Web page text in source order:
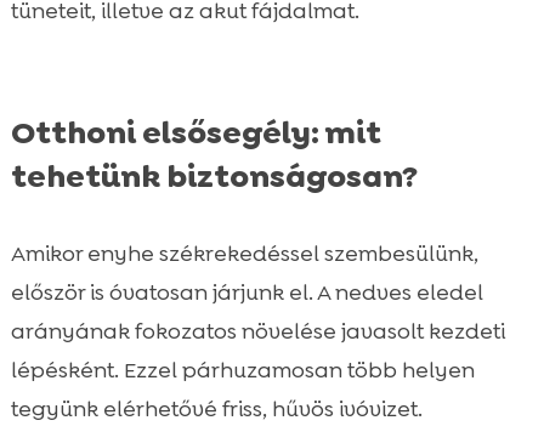
tüneteit, illetve az akut fájdalmat.
Otthoni elsősegély: mit
tehetünk biztonságosan?
Amikor enyhe székrekedéssel szembesülünk,
először is óvatosan járjunk el. A nedves eledel
arányának fokozatos növelése javasolt kezdeti
lépésként. Ezzel párhuzamosan több helyen
tegyünk elérhetővé friss, hűvös ivóvizet.